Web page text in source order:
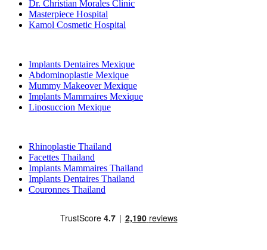
Dr. Christian Morales Clinic
Masterpiece Hospital
Kamol Cosmetic Hospital
Implants Dentaires Mexique
Abdominoplastie Mexique
Mummy Makeover Mexique
Implants Mammaires Mexique
Liposuccion Mexique
Rhinoplastie Thailand
Facettes Thailand
Implants Mammaires Thailand
Implants Dentaires Thailand
Couronnes Thailand